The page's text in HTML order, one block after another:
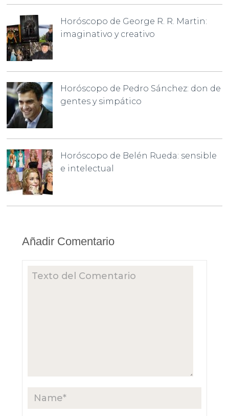
Horóscopo de George R. R. Martin:
imaginativo y creativo
Horóscopo de Pedro Sánchez: don de
gentes y simpático
Horóscopo de Belén Rueda: sensible
e intelectual
Añadir Comentario